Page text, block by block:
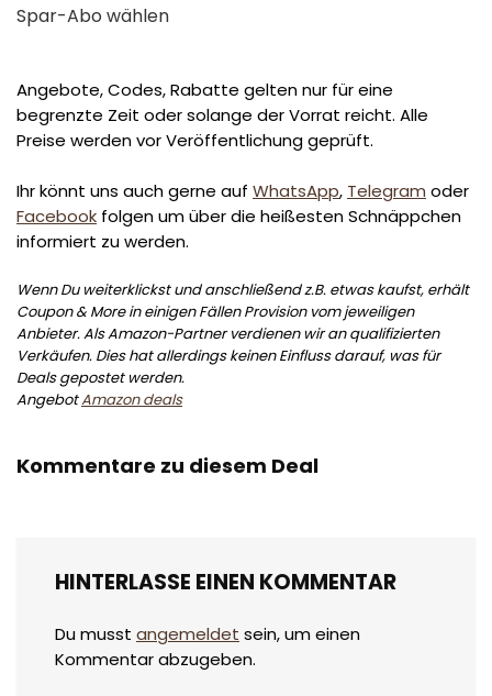
Spar-Abo wählen
Angebote, Codes, Rabatte gelten nur für eine
begrenzte Zeit oder solange der Vorrat reicht. Alle
Preise werden vor Veröffentlichung geprüft.
Ihr könnt uns auch gerne auf WhatsApp, Telegram oder
Facebook folgen um über die heißesten Schnäppchen
informiert zu werden.
Wenn Du weiterklickst und anschließend z.B. etwas kaufst, erhält
Coupon & More in einigen Fällen Provision vom jeweiligen
Anbieter. Als Amazon-Partner verdienen wir an qualifizierten
Verkäufen. Dies hat allerdings keinen Einfluss darauf, was für
Deals gepostet werden.
AngebotAmazon deals
Kommentare zu diesem Deal
HINTERLASSE EINEN KOMMENTAR
Du musst angemeldet sein, um einen
Kommentar abzugeben.